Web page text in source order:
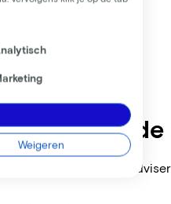
2025
door onze partners
Weigeren